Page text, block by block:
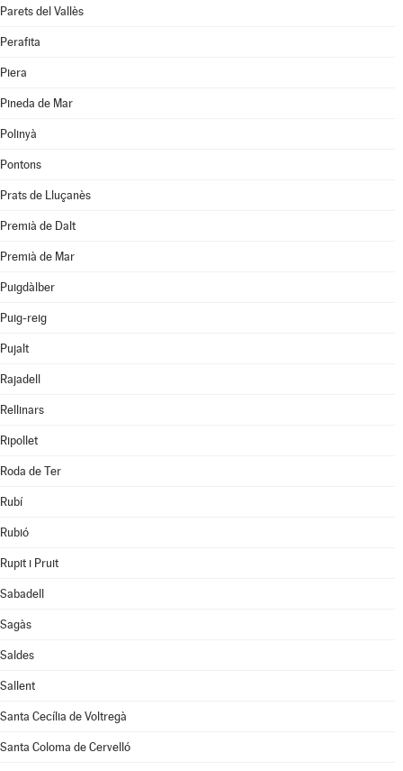
Parets del Vallès
Perafita
Piera
Pineda de Mar
Polinyà
Pontons
Prats de Lluçanès
Premià de Dalt
Premià de Mar
Puigdàlber
Puig-reig
Pujalt
Rajadell
Rellinars
Ripollet
Roda de Ter
Rubí
Rubió
Rupit i Pruit
Sabadell
Sagàs
Saldes
Sallent
Santa Cecília de Voltregà
Santa Coloma de Cervelló